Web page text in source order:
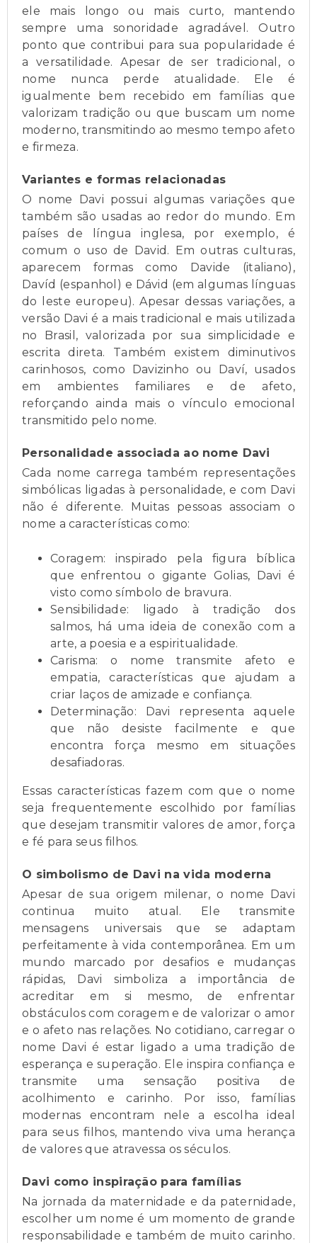
ele mais longo ou mais curto, mantendo
sempre uma sonoridade agradável. Outro
ponto que contribui para sua popularidade é
a versatilidade. Apesar de ser tradicional, o
nome nunca perde atualidade. Ele é
igualmente bem recebido em famílias que
valorizam tradição ou que buscam um nome
moderno, transmitindo ao mesmo tempo afeto
e firmeza.
Variantes e formas relacionadas
O nome Davi possui algumas variações que
também são usadas ao redor do mundo. Em
países de língua inglesa, por exemplo, é
comum o uso de David. Em outras culturas,
aparecem formas como Davide (italiano),
Davíd (espanhol) e Dávid (em algumas línguas
do leste europeu). Apesar dessas variações, a
versão Davi é a mais tradicional e mais utilizada
no Brasil, valorizada por sua simplicidade e
escrita direta. Também existem diminutivos
carinhosos, como Davizinho ou Daví, usados
em ambientes familiares e de afeto,
reforçando ainda mais o vínculo emocional
transmitido pelo nome.
Personalidade associada ao nome Davi
Cada nome carrega também representações
simbólicas ligadas à personalidade, e com Davi
não é diferente. Muitas pessoas associam o
nome a características como:
Coragem: inspirado pela figura bíblica
que enfrentou o gigante Golias, Davi é
visto como símbolo de bravura.
Sensibilidade: ligado à tradição dos
salmos, há uma ideia de conexão com a
arte, a poesia e a espiritualidade.
Carisma: o nome transmite afeto e
empatia, características que ajudam a
criar laços de amizade e confiança.
Determinação: Davi representa aquele
que não desiste facilmente e que
encontra força mesmo em situações
desafiadoras.
Essas características fazem com que o nome
seja frequentemente escolhido por famílias
que desejam transmitir valores de amor, força
e fé para seus filhos.
O simbolismo de Davi na vida moderna
Apesar de sua origem milenar, o nome Davi
continua muito atual. Ele transmite
mensagens universais que se adaptam
perfeitamente à vida contemporânea. Em um
mundo marcado por desafios e mudanças
rápidas, Davi simboliza a importância de
acreditar em si mesmo, de enfrentar
obstáculos com coragem e de valorizar o amor
e o afeto nas relações. No cotidiano, carregar o
nome Davi é estar ligado a uma tradição de
esperança e superação. Ele inspira confiança e
transmite uma sensação positiva de
acolhimento e carinho. Por isso, famílias
modernas encontram nele a escolha ideal
para seus filhos, mantendo viva uma herança
de valores que atravessa os séculos.
Davi como inspiração para famílias
Na jornada da maternidade e da paternidade,
escolher um nome é um momento de grande
responsabilidade e também de muito carinho.